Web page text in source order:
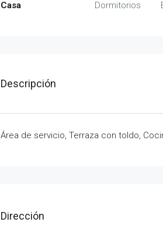
Casa
Dormitorios
Descripción
Área de servicio, Terraza con toldo,
Dirección